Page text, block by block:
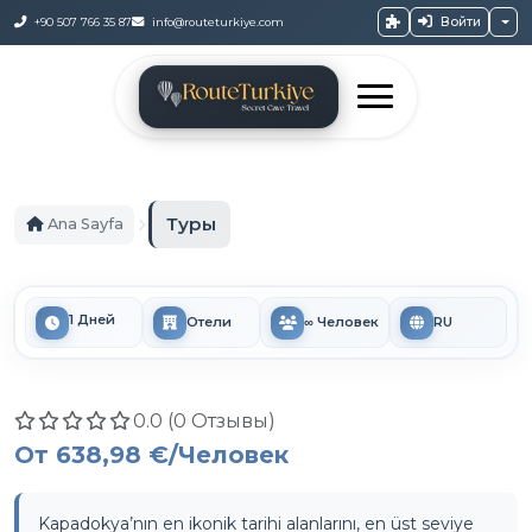
+90 507 766 35 87 info@routeturkiye.com Войти
Ana Sayfa Туры
1 Дней Отели ∞ Человек RU
0.0 (0 Отзывы)
От 638,98 €/Человек
Kapadokya’nın en ikonik tarihi alanlarını, en üst seviye